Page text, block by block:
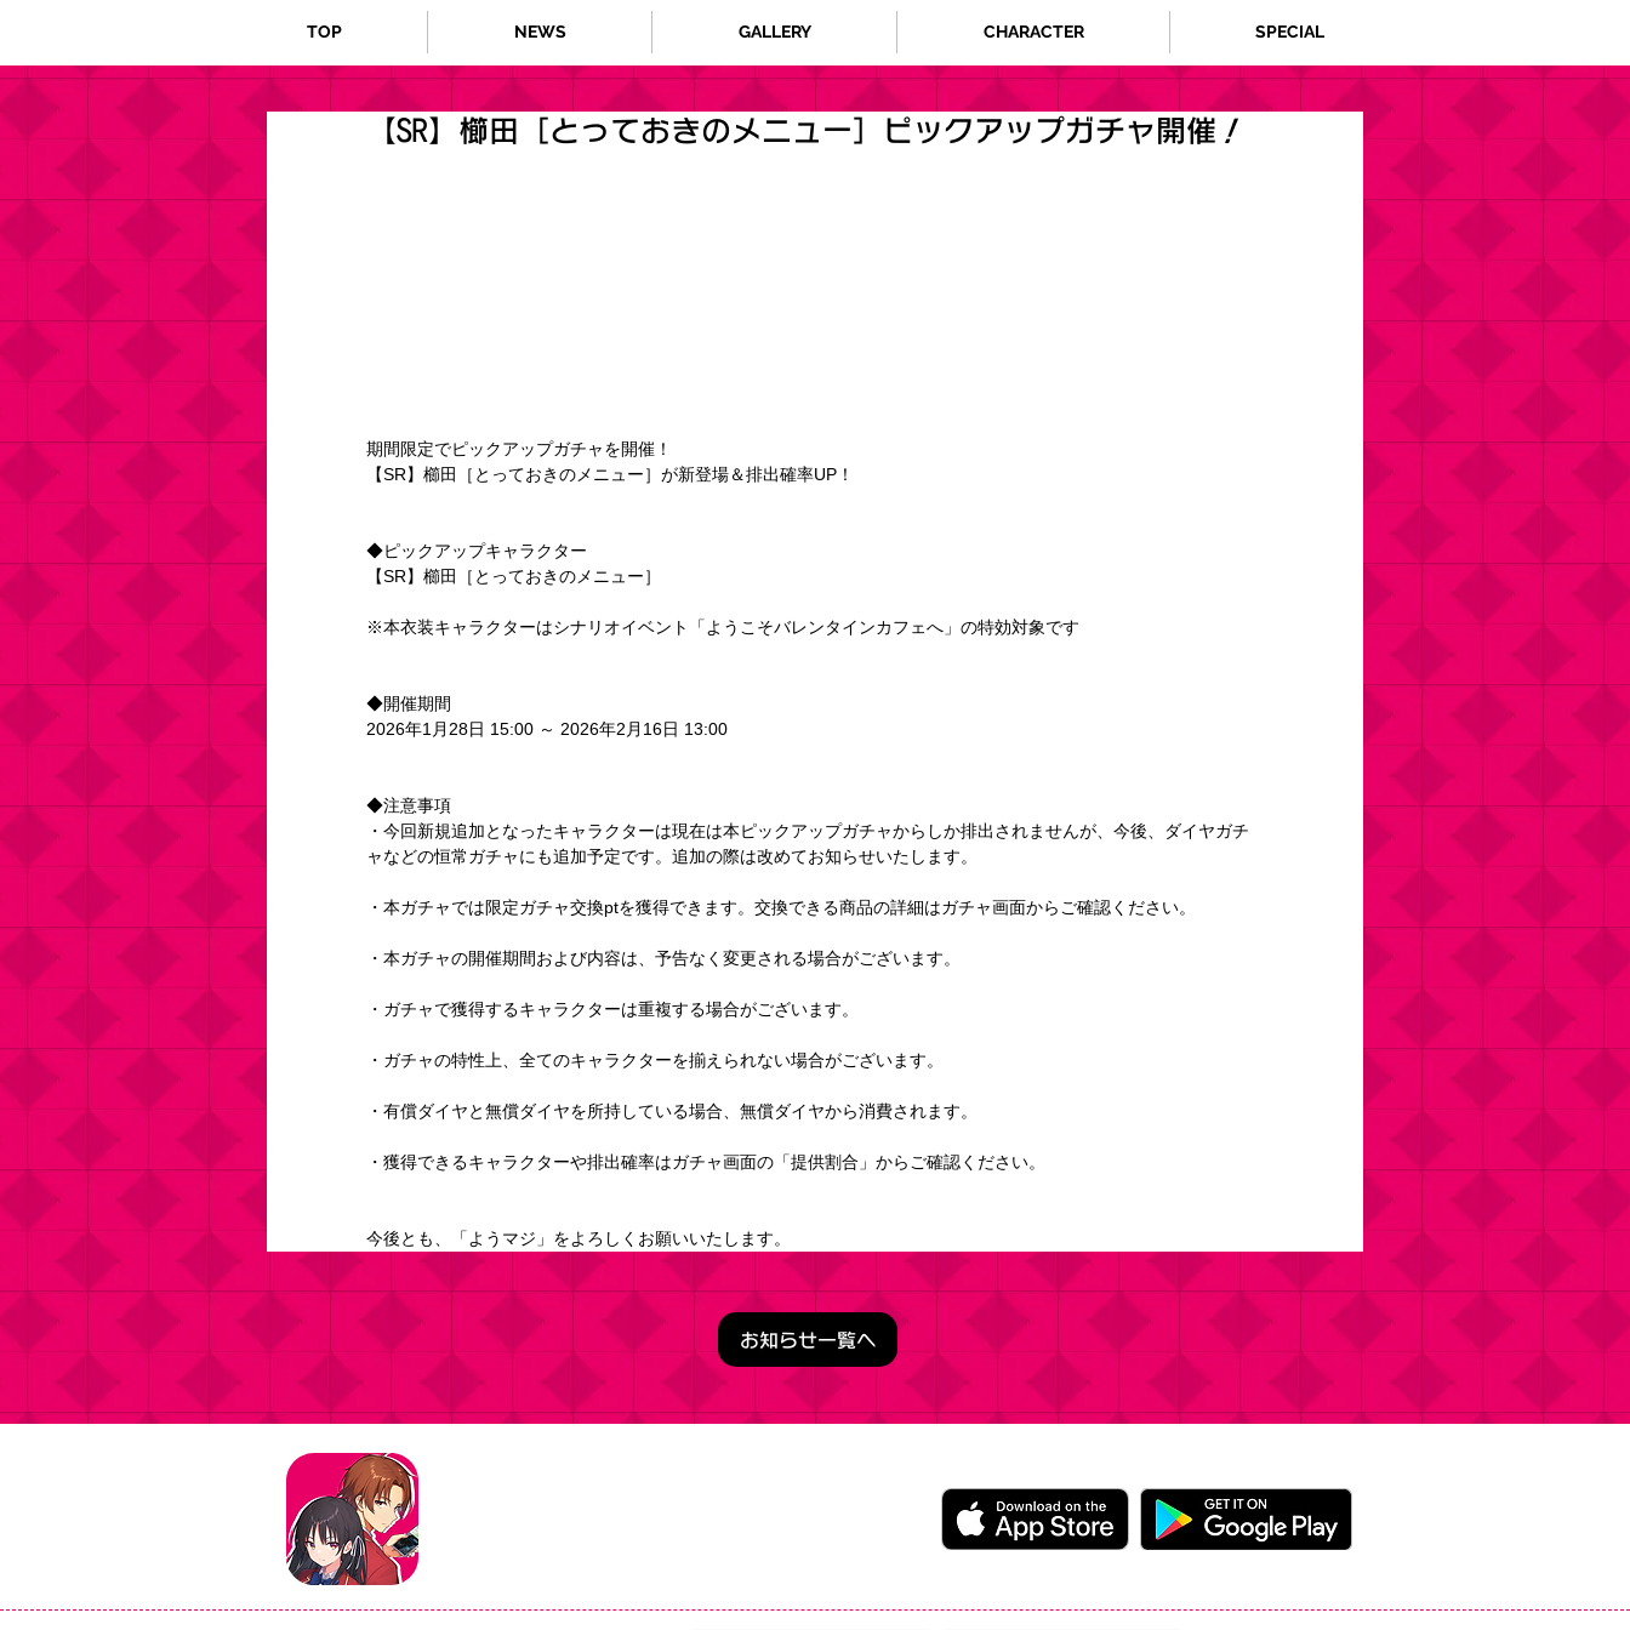
TOP NEWS GALLERY CHARACTER SPECIAL
【SR】櫛田［とっておきのメニュー］ピックアップガチャ開催！
期間限定でピックアップガチャを開催！
【SR】櫛田［とっておきのメニュー］が新登場＆排出確率UP！
◆ピックアップキャラクター
【SR】櫛田［とっておきのメニュー］
※本衣装キャラクターはシナリオイベント「ようこそバレンタインカフェへ」の特効対象です
◆開催期間
2026年1月28日 15:00 ～ 2026年2月16日 13:00
◆注意事項
・今回新規追加となったキャラクターは現在は本ピックアップガチャからしか排出されませんが、今後、ダイヤガチ
ャなどの恒常ガチャにも追加予定です。追加の際は改めてお知らせいたします。
・本ガチャでは限定ガチャ交換ptを獲得できます。交換できる商品の詳細はガチャ画面からご確認ください。
・本ガチャの開催期間および内容は、予告なく変更される場合がございます。
・ガチャで獲得するキャラクターは重複する場合がございます。
・ガチャの特性上、全てのキャラクターを揃えられない場合がございます。
・有償ダイヤと無償ダイヤを所持している場合、無償ダイヤから消費されます。
・獲得できるキャラクターや排出確率はガチャ画面の「提供割合」からご確認ください。
今後とも、「ようマジ」をよろしくお願いいたします。
お知らせ一覧へ